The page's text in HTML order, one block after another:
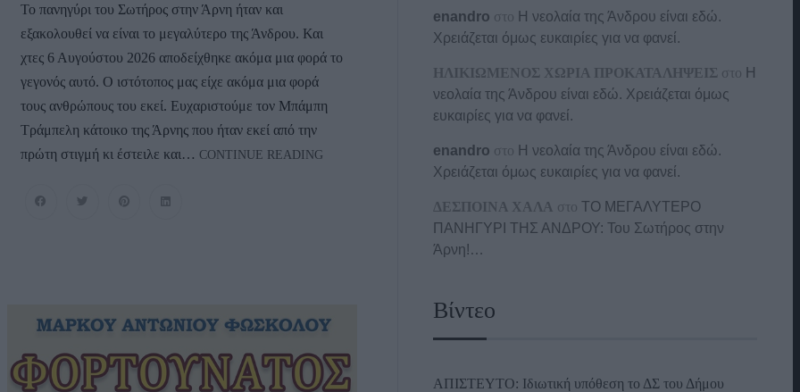
Το πανηγύρι του Σωτήρος στην Άρνη ήταν και
εξακολουθεί να είναι το μεγαλύτερο της Άνδρου. Και
χτες 6 Αυγούστου 2026 αποδείχθηκε ακόμα μια φορά το
γεγονός αυτό. Ο ιστότοπος μας είχε ακόμα μια φορά
τους ανθρώπους του εκεί. Ευχαριστούμε τον Μπάμπη
Τράμπελη κάτοικο της Άρνης που ήταν εκεί από την
πρώτη στιγμή κι έστειλε και… CONTINUE READINGΤΟ
enandro στο Η νεολαία της Άνδρου είναι εδώ.
Χρειάζεται όμως ευκαιρίες για να φανεί.
ΗΛΙΚΙΩΜΕΝΟΣ ΧΩΡΙΑ ΠΡΟΚΑΤΑΛΗΨΕΙΣ στο Η
νεολαία της Άνδρου είναι εδώ. Χρειάζεται όμως
ευκαιρίες για να φανεί.
enandro στο Η νεολαία της Άνδρου είναι εδώ.
Χρειάζεται όμως ευκαιρίες για να φανεί.
ΔΕΣΠΟΙΝΑ ΧΑΛΑ στοΤΟ ΜΕΓΑΛΥΤΕΡΟ
ΠΑΝΗΓΥΡΙ ΤΗΣ ΑΝΔΡΟΥ: Του Σωτήρος στην
Άρνη!…
Βίντεο
ΑΠΙΣΤΕΥΤΟ: Ιδιωτική υπόθεση το ΔΣ του Δήμου